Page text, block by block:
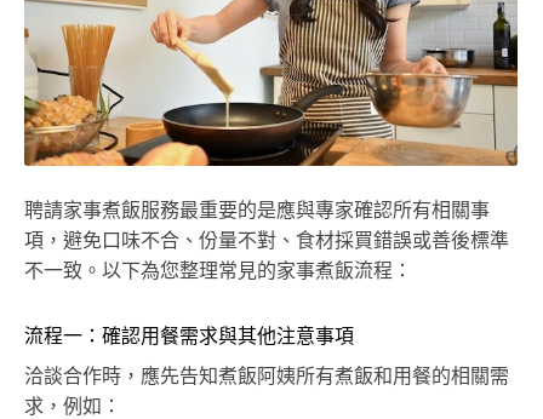
聘請家事煮飯服務最重要的是應與專家確認所有相關事
項，避免口味不合、份量不對、食材採買錯誤或善後標準
不一致。以下為您整理常見的家事煮飯流程：
流程一：確認用餐需求與其他注意事項
洽談合作時，應先告知煮飯阿姨所有煮飯和用餐的相關需
求，例如：